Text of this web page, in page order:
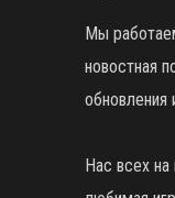
Мы
новостная
обновления
Нас всех